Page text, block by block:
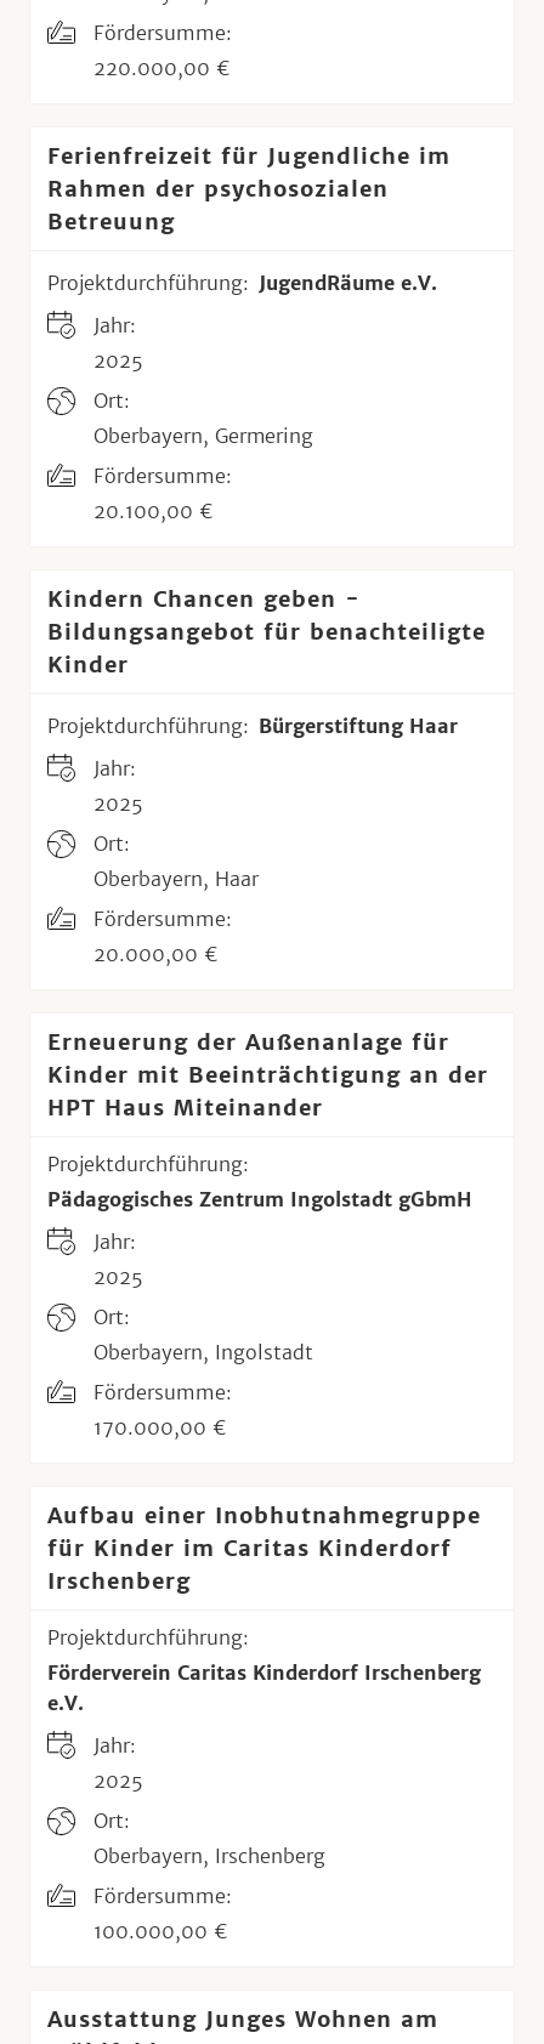
Fördersumme:
220.000,00 €
Ferienfreizeit für Jugendliche im
Rahmen der psychosozialen
Betreuung
Projektdurchführung: JugendRäume e.V.
Jahr:
2025
Ort:
Oberbayern, Germering
Fördersumme:
20.100,00 €
Kindern Chancen geben -
Bildungsangebot für benachteiligte
Kinder
Projektdurchführung: Bürgerstiftung Haar
Jahr:
2025
Ort:
Oberbayern, Haar
Fördersumme:
20.000,00 €
Erneuerung der Außenanlage für
Kinder mit Beeinträchtigung an der
HPT Haus Miteinander
Projektdurchführung:
Pädagogisches Zentrum Ingolstadt gGbmH
Jahr:
2025
Ort:
Oberbayern, Ingolstadt
Fördersumme:
170.000,00 €
Aufbau einer Inobhutnahmegruppe
für Kinder im Caritas Kinderdorf
Irschenberg
Projektdurchführung:
Förderverein Caritas Kinderdorf Irschenberg
e.V.
Jahr:
2025
Ort:
Oberbayern, Irschenberg
Fördersumme:
100.000,00 €
Ausstattung Junges Wohnen am